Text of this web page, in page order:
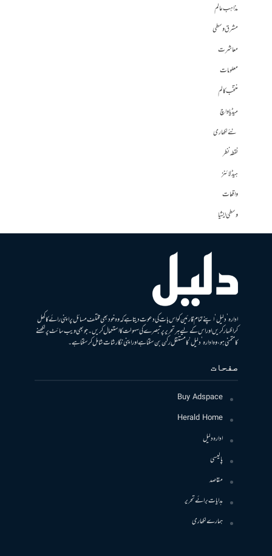
مذاہب عالم
مشرق وسطی
معاشرت
معلومات
منتخب کالم
میڈیا واچ
نئے لکھاری
نقطہ نظر
ہیڈلائنز
واقعات
وسطی ایشیا
ادارہ ’دلیل‘ اپنے تمام قارئین کو اس بات کی دعوت دیتا ہے کہ وہ خود بھی مختلف مسائل پر اپنی رائے کا کھل
کر اظہار کریں اور اس کے لیے ہر تحریر پر تبصرے کی سہولت کا استعمال کریں۔ جو بھی ویب سائٹ پر لکھنے
کا متمنی ہو، وہ ادارہ ’دلیل‘ کا مستقل رکن بن سکتا ہے اور اپنی نگارشات شامل کرسکتا ہے۔
صفحات
Buy Adspace
Herald Home
ادارہ دلیل
پالیسی
مقاصد
ہدایات برائے تحریر
ہمارے لکھاری